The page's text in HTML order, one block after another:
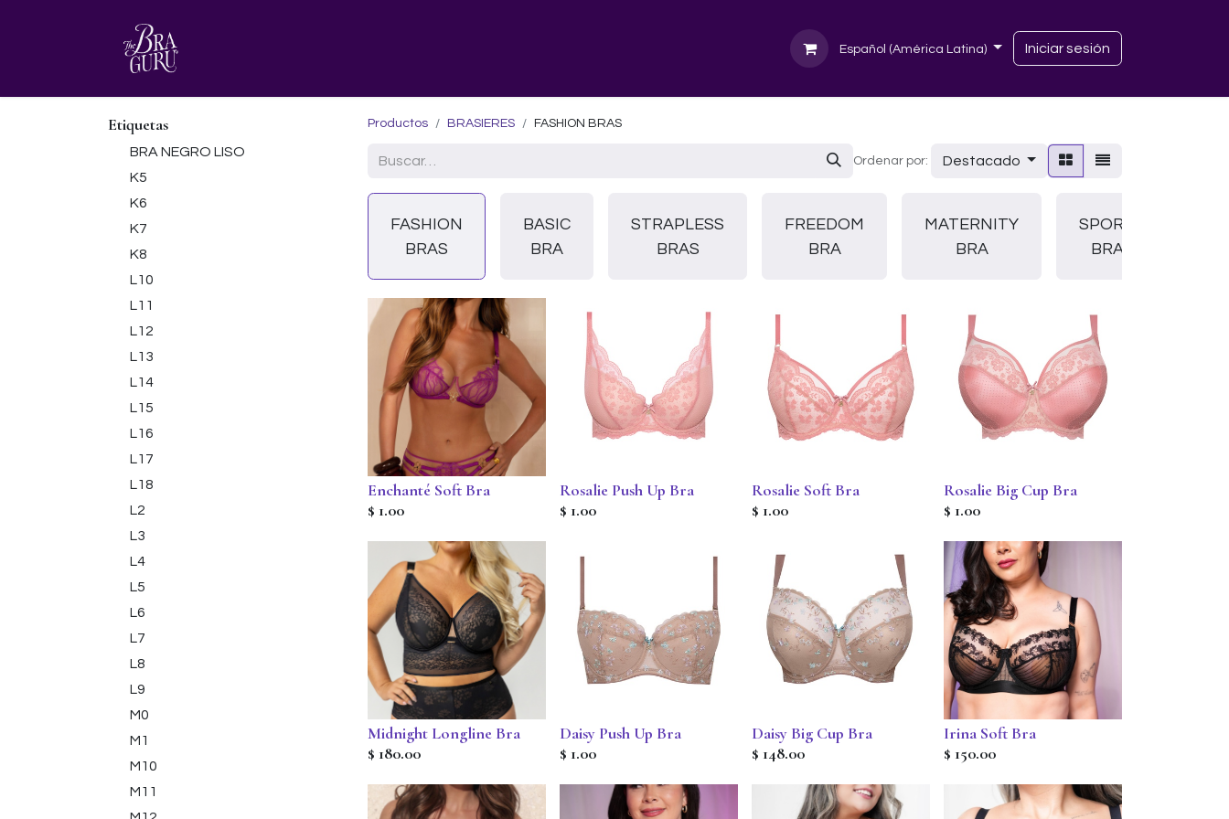
Español (América Latina) Iniciar sesión
Etiquetas
BRA NEGRO LISO
K5
K6
K7
K8
L10
L11
L12
L13
L14
L15
L16
L17
L18
L2
L3
L4
L5
L6
L7
L8
L9
M0
M1
M10
M11
Productos BRASIERES FASHION BRAS
Ordenar por: Destacado
FASHION
BRAS
BASIC
BRA
STRAPLESS
BRAS
FREEDOM
BRA
MATERNITY
BRA
SPORT
BRA
Enchanté Soft Bra
$ 1.00
Rosalie Push Up Bra
$ 1.00
Rosalie Soft Bra
$ 1.00
Rosalie Big Cup Bra
$ 1.00
Midnight Longline Bra
$ 180.00
Daisy Push Up Bra
$ 1.00
Daisy Big Cup Bra
$ 148.00
Irina Soft Bra
$ 150.00